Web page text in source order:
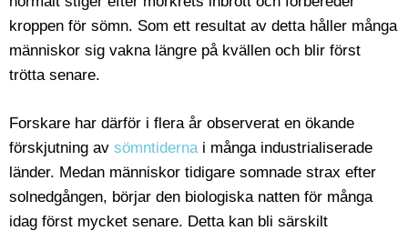
kroppen för sömn. Som ett resultat av detta håller många
människor sig vakna längre på kvällen och blir först
trötta senare.
Forskare har därför i flera år observerat en ökande
förskjutning av sömntidernai många industrialiserade
länder. Medan människor tidigare somnade strax efter
solnedgången, börjar den biologiska natten för många
idag först mycket senare. Detta kan bli särskilt